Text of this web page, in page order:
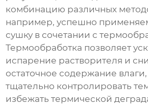
комбинацию различных
например, успешно
сушку в сочетании с
Термообработка позволяет
испарение растворителя и
остаточное содержание
тщательно контролировать
избежать термической